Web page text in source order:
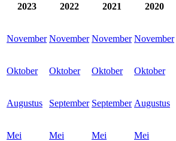
2023 2022 2021 2020
November November November November
Oktober Oktober Oktober Oktober
Augustus September September Augustus
Mei Mei Mei Mei